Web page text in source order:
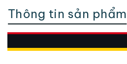
Thông tin sản phẩm